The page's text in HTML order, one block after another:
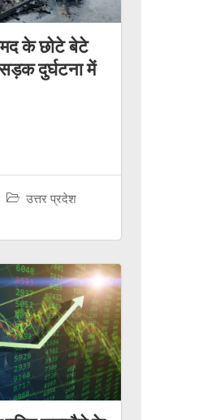
के छोटे बेटे
दुर्घटना में
उत्तर प्रदेश